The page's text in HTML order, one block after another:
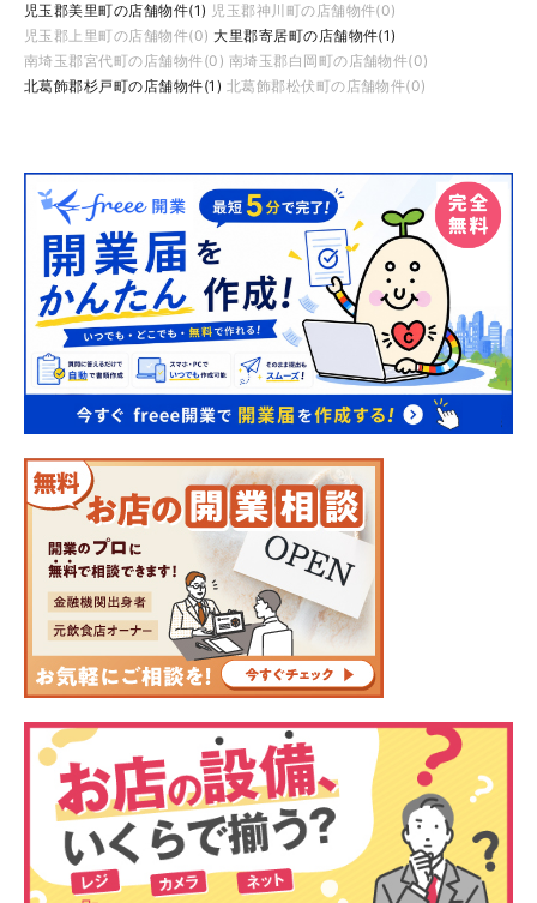
児玉郡美里町の店舗物件(1) 児玉郡神川町の店舗物件(0)
児玉郡上里町の店舗物件(0) 大里郡寄居町の店舗物件(1)
南埼玉郡宮代町の店舗物件(0) 南埼玉郡白岡町の店舗物件(0)
北葛飾郡杉戸町の店舗物件(1) 北葛飾郡松伏町の店舗物件(0)